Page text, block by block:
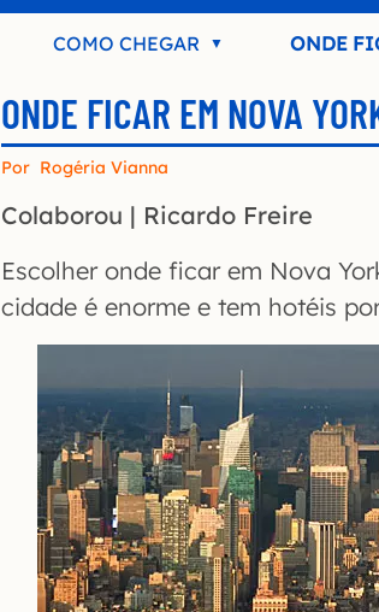
COMO CHEGAR ONDE
ONDE FICAR EM NOVA
Por Rogéria Vianna
Colaborou | Ricardo Freire
Escolher onde ficar em Nova
cidade é enorme e tem hotéis